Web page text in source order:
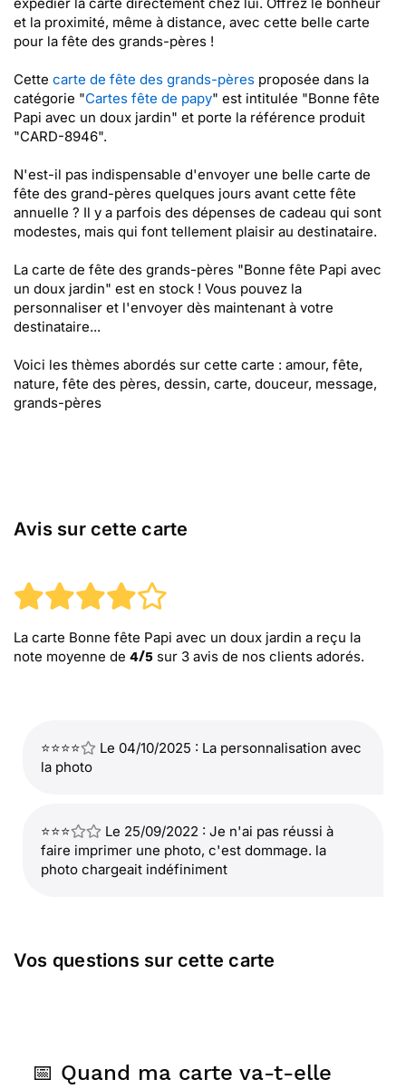
et la proximité, même à distance, avec cette belle carte
pour la fête des grands-pères !
Cette carte de fête des grands-pères proposée dans la
catégorie "Cartes fête de papy" est intitulée "Bonne fête
Papi avec un doux jardin" et porte la référence produit
"CARD-8946".
N'est-il pas indispensable d'envoyer une belle carte de
fête des grand-pères quelques jours avant cette fête
annuelle ? Il y a parfois des dépenses de cadeau qui sont
modestes, mais qui font tellement plaisir au destinataire.
La carte de fête des grands-pères "Bonne fête Papi avec
un doux jardin" est en stock ! Vous pouvez la
personnaliser et l'envoyer dès maintenant à votre
destinataire...
Voici les thèmes abordés sur cette carte : amour, fête,
nature, fête des pères, dessin, carte, douceur, message,
grands-pères
Avis sur cette carte
La carte Bonne fête Papi avec un doux jardin a reçu la
note moyenne de 4/5 sur 3 avis de nos clients adorés.
⭐⭐⭐⭐
Le 04/10/2025 : La personnalisation avec
la photo
⭐⭐⭐
Le 25/09/2022 : Je n'ai pas réussi à
faire imprimer une photo, c'est dommage. la
photo chargeait indéfiniment
Vos questions sur cette carte
📅 Quand ma carte va-t-elle